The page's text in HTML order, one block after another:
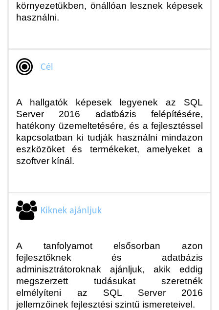
környezetükben, önállóan lesznek képesek
használni.
Cél
A hallgatók képesek legyenek az SQL
Server 2016 adatbázis felépítésére,
hatékony üzemeltetésére, és a fejlesztéssel
kapcsolatban ki tudják használni mindazon
eszközöket és termékeket, amelyeket a
szoftver kínál.
Kiknek ajánljuk
A tanfolyamot elsősorban azon
fejlesztőknek és adatbázis
adminisztrátoroknak ajánljuk, akik eddig
megszerzett tudásukat szeretnék
elmélyíteni az SQL Server 2016
jellemzőinek fejlesztési szintű ismereteivel.